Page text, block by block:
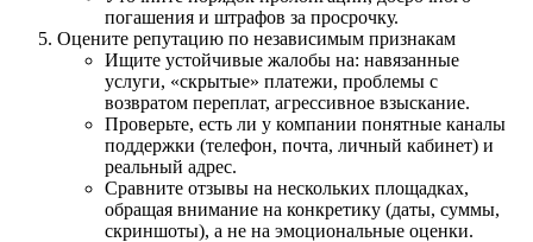
погашения и штрафов за просрочку.
Оцените репутацию по независимым признакам
Ищите устойчивые жалобы на: навязанные
услуги, «скрытые» платежи, проблемы с
возвратом переплат, агрессивное взыскание.
Проверьте, есть ли у компании понятные каналы
поддержки (телефон, почта, личный кабинет) и
реальный адрес.
Сравните отзывы на нескольких площадках,
обращая внимание на конкретику (даты, суммы,
скриншоты), а не на эмоциональные оценки.